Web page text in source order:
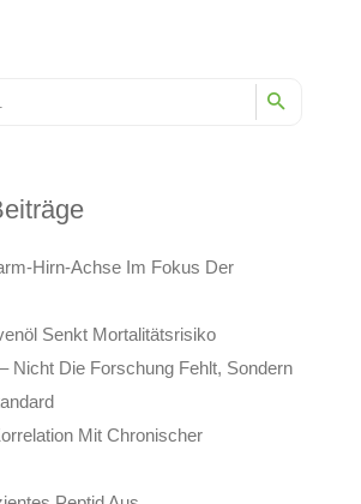
Hirn-Achse Im Fokus Der
Senkt Mortalitätsrisiko
Nicht Die Forschung Fehlt, Sondern
Mit Chronischer